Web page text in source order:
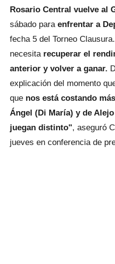
Rosario Central vuelve al
sábado para enfrentar a
fecha 5 del Torneo
necesita recuperar el
anterior y volver a ganar.
explicación del momento
que nos está costando más
Ángel (Di María) y de
juegan distinto", aseguró
jueves en conferencia de